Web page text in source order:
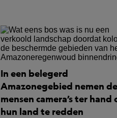
In een belegerd
Amazonegebied nemen de
mensen camera’s ter hand
hun land te redden